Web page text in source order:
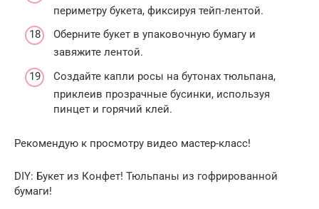
периметру букета, фиксируя тейп-лентой.
Оберните букет в упаковочную бумагу и
завяжите лентой.
Создайте капли росы на бутонах тюльпана,
приклеив прозрачные бусинки, используя
пинцет и горячий клей.
Рекомендую к просмотру видео мастер-класс!
DIY: Букет из Конфет! Тюльпаны из гофрированной
бумаги!